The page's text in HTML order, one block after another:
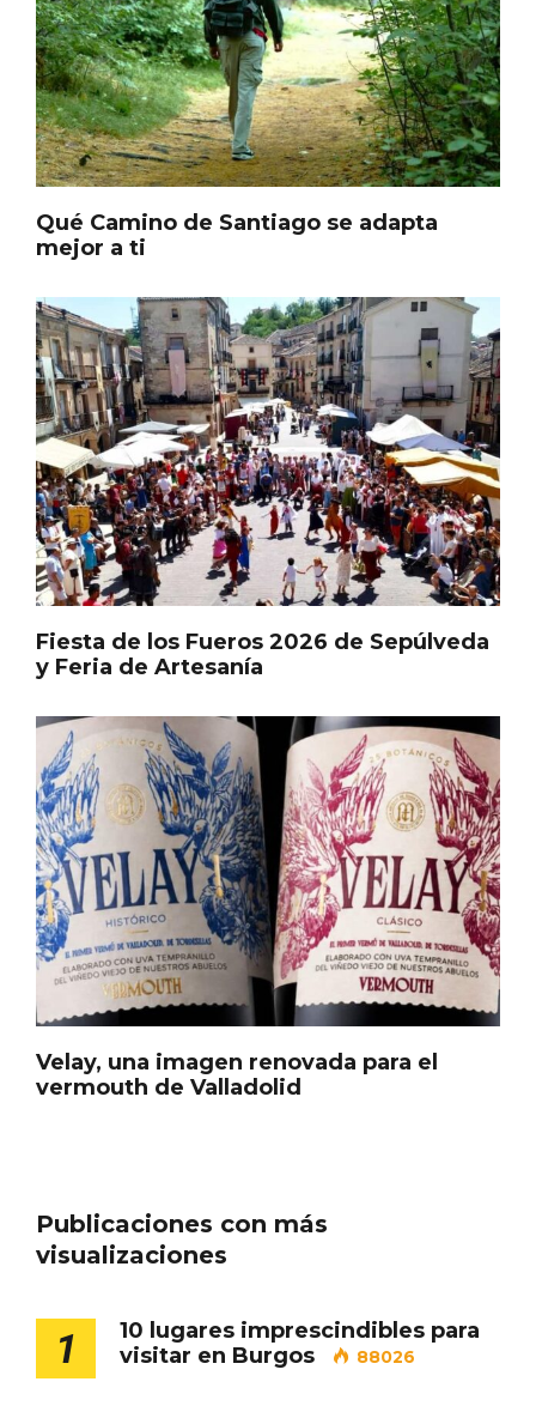
Qué Camino de Santiago se adapta
mejor a ti
Fiesta de los Fueros 2026 de Sepúlveda
y Feria de Artesanía
Velay, una imagen renovada para el
vermouth de Valladolid
Publicaciones con más
visualizaciones
1
10 lugares imprescindibles para
visitar en Burgos
88026
Cigales inaugura la musealización de los
arcos de la Iglesia de Santiago Apóstol
Porrón de Citas de 2026 en Moradillo de
Roa